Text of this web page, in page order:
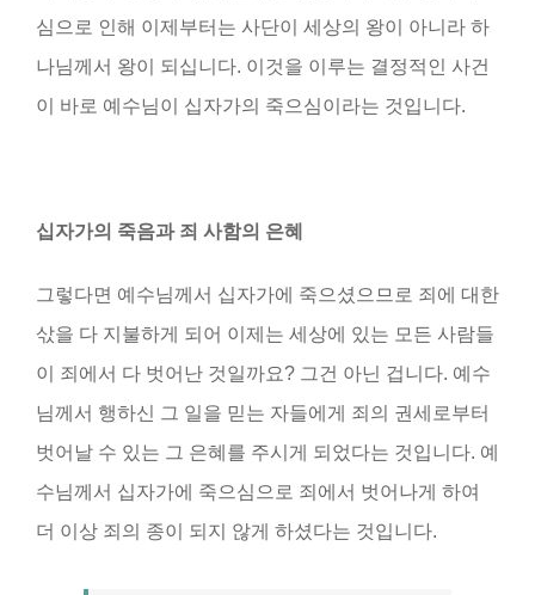
심으로 인해 이제부터는 사단이 세상의 왕이 아니라 하
나님께서 왕이 되십니다. 이것을 이루는 결정적인 사건
이 바로 예수님이 십자가의 죽으심이라는 것입니다.
십자가의 죽음과 죄 사함의 은혜
그렇다면 예수님께서 십자가에 죽으셨으므로 죄에 대한
삯을 다 지불하게 되어 이제는 세상에 있는 모든 사람들
이 죄에서 다 벗어난 것일까요? 그건 아닌 겁니다. 예수
님께서 행하신 그 일을 믿는 자들에게 죄의 권세로부터
벗어날 수 있는 그 은혜를 주시게 되었다는 것입니다. 예
수님께서 십자가에 죽으심으로 죄에서 벗어나게 하여
더 이상 죄의 종이 되지 않게 하셨다는 것입니다.